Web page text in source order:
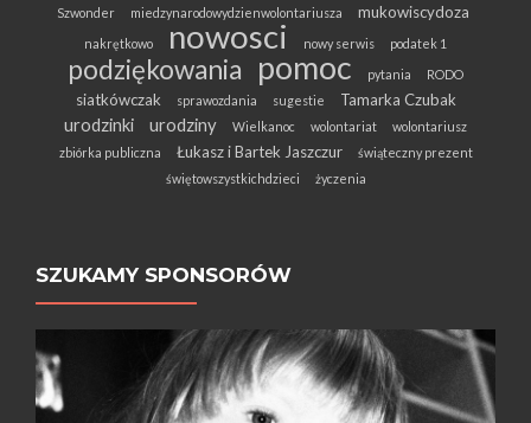
Szwonder
miedzynarodowydzienwolontariusza mukowiscydoza
nakrętkowo nowosci nowy serwis podatek 1
podziękowania pomoc pytania RODO
siatkówczak sprawozdania sugestie Tamarka Czubak
urodzinki urodziny Wielkanoc wolontariat
wolontariusz
zbiórka publiczna
Łukasz i Bartek Jaszczur
świąteczny prezent
świętowszystkichdzieci
życzenia
SZUKAMY SPONSORÓW